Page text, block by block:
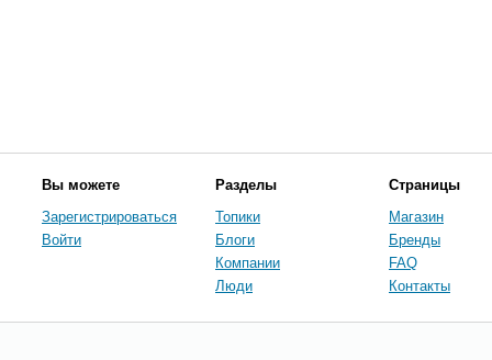
Вы можете
Зарегистрироваться
Войти
Разделы
Топики
Блоги
Компании
Люди
Страницы
Магазин
Бренды
FAQ
Контакты